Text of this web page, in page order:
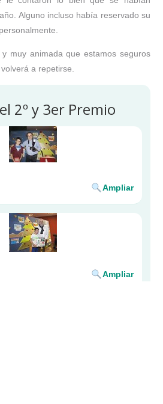
Alguno incluso había reservado su
muy animada que estamos seguros
a repetirse.
2º y 3er Premio